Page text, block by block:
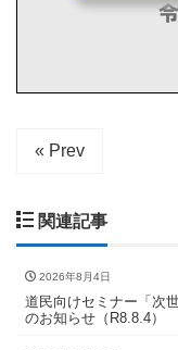
« Prev
関連記事
2026年8月4日
道民向けセミナー「次
のお知らせ（R8.8.4）